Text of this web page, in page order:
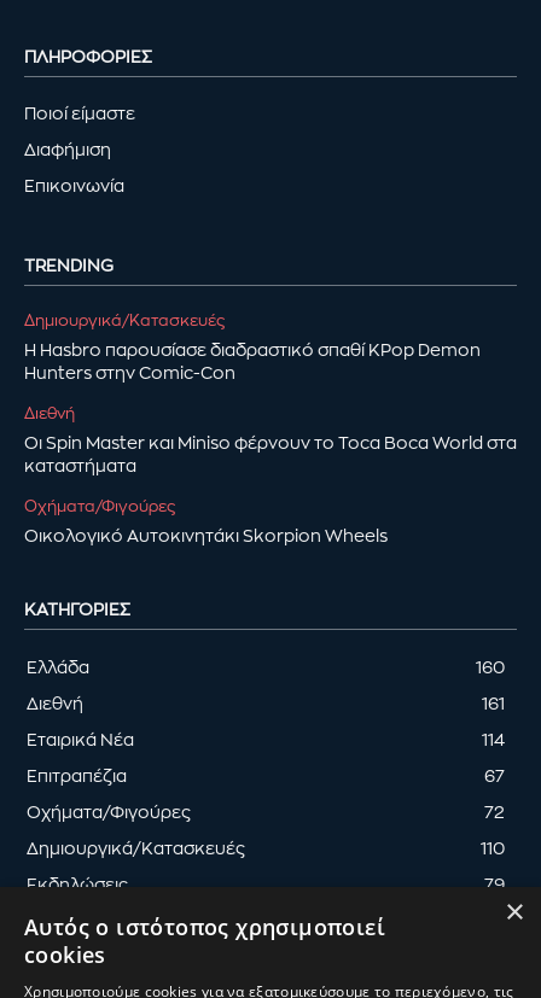
ΠΛΗΡΟΦΟΡΙΕΣ
Ποιοί είμαστε
Διαφήμιση
Επικοινωνία
TRENDING
Δημιουργικά/Κατασκευές
Η Hasbro παρουσίασε διαδραστικό σπαθί KPop Demon
Hunters στην Comic-Con
Διεθνή
Οι Spin Master και Miniso φέρνουν το Toca Boca World στα
καταστήματα
Οχήματα/Φιγούρες
Οικολογικό Αυτοκινητάκι Skorpion Wheels
ΚΑΤΗΓΟΡΊΕΣ
Ελλάδα 160
Διεθνή 161
Εταιρικά Νέα 114
Επιτραπέζια 67
Οχήματα/Φιγούρες 72
Δημιουργικά/Κατασκευές 110
Εκδηλώσεις 79
×
Αυτός ο ιστότοπος χρησιμοποιεί
cookies
Χρησιμοποιούμε cookies για να εξατομικεύσουμε το περιεχόμενο, τις